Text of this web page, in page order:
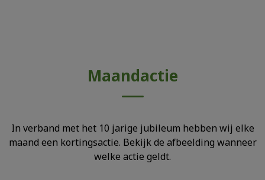
Maandactie
In verband met het 10 jarige jubileum hebben wij elke
maand een kortingsactie. Bekijk de afbeelding wanneer
welke actie geldt.